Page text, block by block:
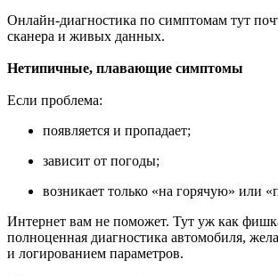
Онлайн-диагностика по симптомам тут
сканера и живых данных.
Нетипичные, плавающие симптомы
Если проблема:
появляется и пропадает;
зависит от погоды;
возникает только «на горячую» или
Интернет вам не поможет. Тут уж как
полноценная диагностика автомобиля,
и логированием параметров.